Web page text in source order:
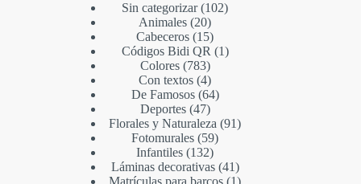
Sin categorizar 102
Animales 20
Cabeceros 15
Códigos Bidi QR
1
Colores 783
Con textos 4
De Famosos 64
Deportes 47
Florales y Naturaleza 91
Fotomurales 59
Infantiles 132
Láminas decorativas 41